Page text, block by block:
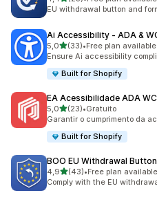
23 total de avaliações
EU withdrawal button and
Ai Accessibility ‑ ADA &
5,0de 5 estrelas
(33)
33 total de avaliações
•Free plan available
Ensure Ai accessibility
Built for Shopify
EA Acessibilidade ADA
5,0de 5 estrelas
(23)
23 total de avaliações
•Gratuito
Garantir o cumprimento da
Built for Shopify
BOO EU Withdrawal Button
4,9de 5 estrelas
(43)
43 total de avaliações
•Free plan available
Comply with the EU